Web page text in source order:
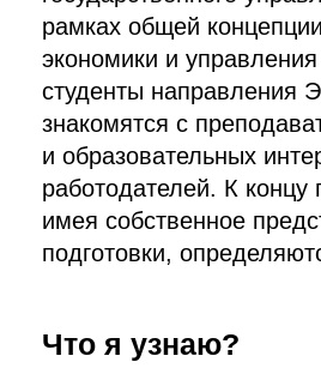
рамках общей
экономики и
студенты направления
знакомятся с
и образовательных
работодателей. К концу
имея собственное
подготовки,
Что я узнаю?